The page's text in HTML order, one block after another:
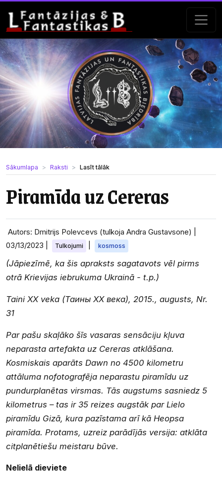
Sākumlapa Raksti Lasīt tālāk
Piramīda uz Cereras
Autors: Dmitrijs Polevcevs (tulkoja Andra Gustavsone) |
03/13/2023
Tulkojumi kosmoss
(Jāpiezīmē, ka šis apraksts sagatavots vēl pirms
otrā Krievijas iebrukuma Ukrainā - t.p.)
Taini XX veka (Таины ХХ века), 2015., augusts, Nr.
31
Par pašu skaļāko šīs vasaras sensāciju kļuva
neparasta artefakta uz Cereras atklāšana.
Kosmiskais aparāts Dawn no 4500 kilometru
attāluma nofotografēja neparastu piramīdu uz
pundurplanētas virsmas. Tās augstums sasniedz 5
kilometrus – tas ir 35 reizes augstāk par Lielo
piramīdu Gizā, kura pazīstama arī kā Heopsa
piramīda. Protams, uzreiz parādījās versija: atklāta
citplanētiešu meistaru būve.
Nelielā dieviete